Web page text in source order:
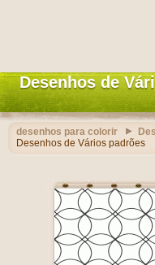
Desenhos de
desenhos para colorir
Desenhos de Vários padrões